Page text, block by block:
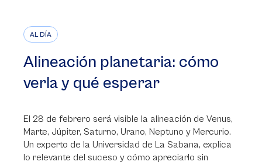
AL DÍA
Alineación planetaria: cómo
verla y qué esperar
El 28 de febrero será visible la alineación de Venus,
Marte, Júpiter, Saturno, Urano, Neptuno y Mercurio.
Un experto de la Universidad de La Sabana, explica
lo relevante del suceso y cómo apreciarlo sin